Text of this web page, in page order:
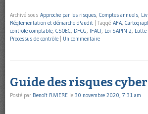
Archivé sous Approche par les risques, Comptes annuels,
Réglementation et démarche d'audit
Taggé AFA,
contrôle comptable, CSOEC, DFCG, IFACI, Loi SAPIN 2, Lutte
Processus de contrôle
Un commentaire
Guide des risques cyber
Posté par Benoît RIVIERE le 30 novembre 2020, 7:31 am